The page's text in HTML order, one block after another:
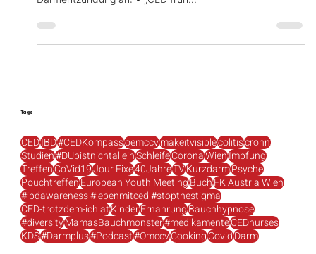
Themen, 2 kostenlose Online Kurse bzgl. chronische
Darmentzündung an: • „CED früh...
Tags
CEDIBD#CEDKompassoemccvmakeitvisiblecolitiscrohn
Studien#DUbistnichtalleinSchleifeCoronaWienImpfung
TreffenCoVid19Jour Fixe40JahreTVKurzdarmPsyche
PouchtreffenEuropean Youth MeetingBuchFK Austria Wien
#ibdawareness #lebenmitced #stopthestigma
CED-trotzdem-ich.atKinderErnährungBauchhypnose
#diversityMamasBauchmonster#medikamenteCEDnurses